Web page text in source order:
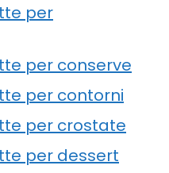
per
per conserve
per contorni
per crostate
per dessert